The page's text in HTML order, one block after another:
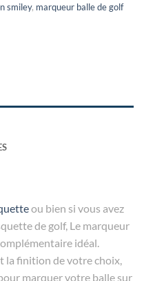
smiley, marqueur balle de golf
ou bien si vous avez
de golf, Le marqueur
idéal.
la finition de votre choix,
marquer votre balle sur